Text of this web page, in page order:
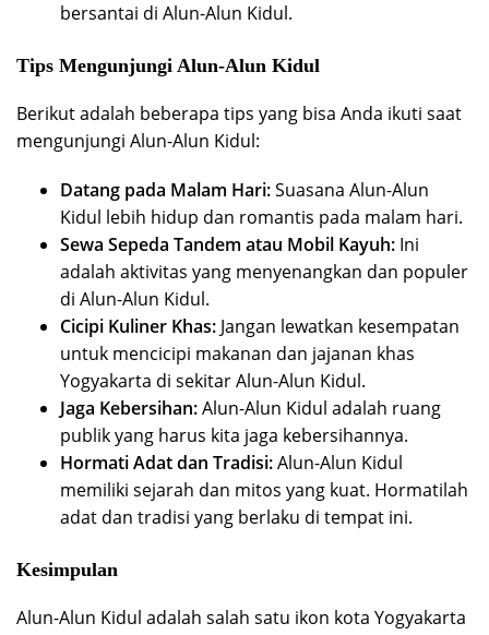
bersantai di Alun-Alun Kidul.
Tips Mengunjungi Alun-Alun Kidul
Berikut adalah beberapa tips yang bisa Anda ikuti saat
mengunjungi Alun-Alun Kidul:
Datang pada Malam Hari:Suasana Alun-Alun
Kidul lebih hidup dan romantis pada malam hari.
Sewa Sepeda Tandem atau Mobil Kayuh: Ini
adalah aktivitas yang menyenangkan dan populer
di Alun-Alun Kidul.
Cicipi Kuliner Khas: Jangan lewatkan kesempatan
untuk mencicipi makanan dan jajanan khas
Yogyakarta di sekitar Alun-Alun Kidul.
Jaga Kebersihan:Alun-Alun Kidul adalah ruang
publik yang harus kita jaga kebersihannya.
Hormati Adat dan Tradisi:Alun-Alun Kidul
memiliki sejarah dan mitos yang kuat. Hormatilah
adat dan tradisi yang berlaku di tempat ini.
Kesimpulan
Alun-Alun Kidul adalah salah satu ikon kota Yogyakarta